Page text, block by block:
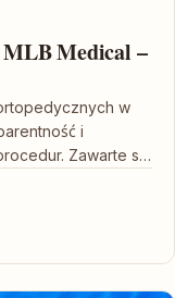
MLB Medical –
w
i
Zawarte są